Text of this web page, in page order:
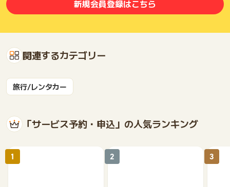
新規会員登録はこちら
関連するカテゴリー
旅行/レンタカー
「サービス予約・申込」の人気ランキング
1 2 3